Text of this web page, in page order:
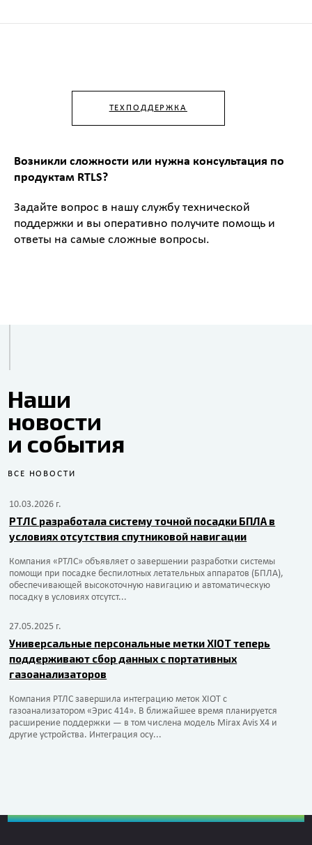
ТЕХПОДДЕРЖКА
Возникли сложности или нужна консультация по
продуктам RTLS?
Задайте вопрос в нашу службу технической
поддержки и вы оперативно получите помощь и
ответы на самые сложные вопросы.
Наши
новости
и события
ВСЕ НОВОСТИ
10.03.2026 г.
РТЛС разработала систему точной посадки БПЛА в
условиях отсутствия спутниковой навигации
Компания «РТЛС» объявляет о завершении разработки системы
помощи при посадке беспилотных летательных аппаратов (БПЛА),
обеспечивающей высокоточную навигацию и автоматическую
посадку в условиях отсутст...
27.05.2025 г.
Универсальные персональные метки XIOT теперь
поддерживают сбор данных с портативных
газоанализаторов
Компания РТЛС завершила интеграцию меток XIOT с
газоанализатором «Эрис 414». В ближайшее время планируется
расширение поддержки — в том числена модель Mirax Avis X4 и
другие устройства. Интеграция осу...